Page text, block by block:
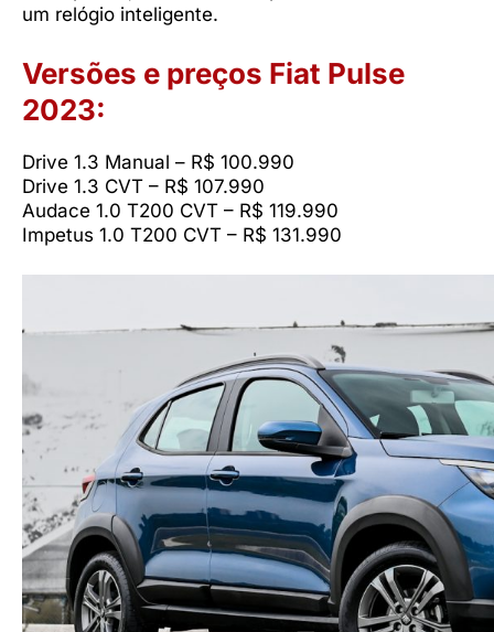
um relógio inteligente.
Versões e preços Fiat Pulse
2023:
Drive 1.3 Manual – R$ 100.990
Drive 1.3 CVT – R$ 107.990
Audace 1.0 T200 CVT – R$ 119.990
Impetus 1.0 T200 CVT – R$ 131.990